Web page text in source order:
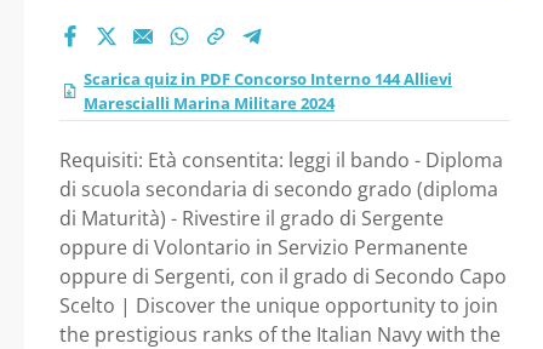
Scarica quiz in PDF Concorso Interno 144 Allievi
Marescialli Marina Militare 2024
Requisiti: Età consentita: leggi il bando - Diploma
di scuola secondaria di secondo grado (diploma
di Maturità) - Rivestire il grado di Sergente
oppure di Volontario in Servizio Permanente
oppure di Sergenti, con il grado di Secondo Capo
Scelto | Discover the unique opportunity to join
the prestigious ranks of the Italian Navy with the